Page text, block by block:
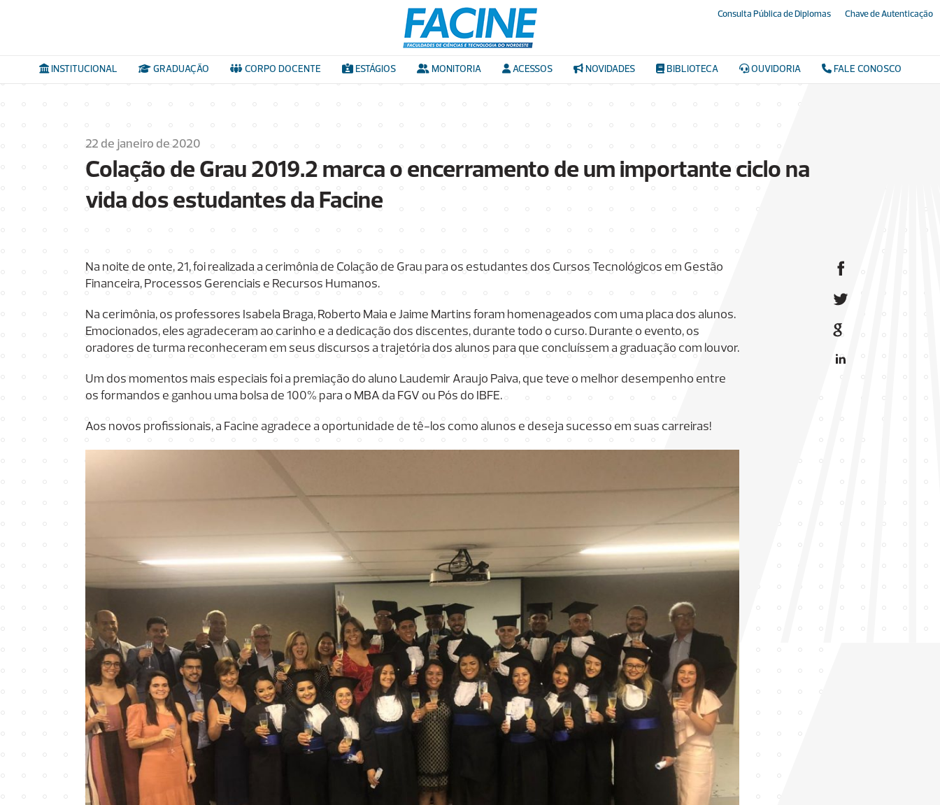
Consulta Pública de Diplomas Chave de Autenticação
INSTITUCIONAL GRADUAÇÃO CORPO DOCENTE ESTÁGIOS MONITORIA ACESSOS NOVIDADES BIBLIOTECA OUVIDORIA FALE CONOSCO
22 de janeiro de 2020
Colação de Grau 2019.2 marca o encerramento de um importante ciclo na
vida dos estudantes da Facine
Na noite de onte, 21, foi realizada a cerimônia de Colação de Grau para os estudantes dos Cursos Tecnológicos em Gestão
Financeira, Processos Gerenciais e Recursos Humanos.
Na cerimônia, os professores Isabela Braga, Roberto Maia e Jaime Martins foram homenageados com uma placa dos alunos.
Emocionados, eles agradeceram ao carinho e a dedicação dos discentes, durante todo o curso. Durante o evento, os
oradores de turma reconheceram em seus discursos a trajetória dos alunos para que concluíssem a graduação com louvor.
Um dos momentos mais especiais foi a premiação do aluno Laudemir Araujo Paiva, que teve o melhor desempenho entre
os formandos e ganhou uma bolsa de 100% para o MBA da FGV ou Pós do IBFE.
Aos novos profissionais, a Facine agradece a oportunidade de tê-los como alunos e deseja sucesso em suas carreiras!